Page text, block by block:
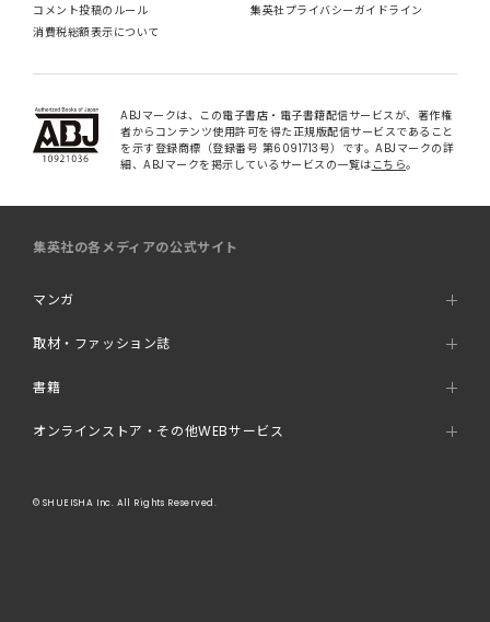
コメント投稿のルール
集英社プライバシーガイドライン
消費税総額表示について
ABJマークは、この電子書店・電子書籍配信サービスが、著作権
者からコンテンツ使用許可を得た正規版配信サービスであること
を示す登録商標（登録番号 第6091713号）です。ABJマークの詳
細、ABJマークを掲示しているサービスの一覧は こちら。
集英社の各メディアの公式サイト
マンガ
取材・ファッション誌
書籍
オンラインストア・その他WEBサービス
© SHUEISHA Inc. All Rights Reserved.